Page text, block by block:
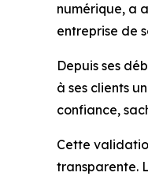
numérique, a
entreprise de
Depuis ses
à ses clients
confiance,
Cette
transparente.